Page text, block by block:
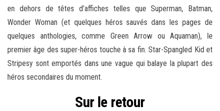
en dehors de têtes d’affiches telles que Superman, Batman,
Wonder Woman (et quelques héros sauvés dans les pages de
quelques anthologies, comme Green Arrow ou Aquaman), le
premier âge des super-héros touche à sa fin. Star-Spangled Kid et
Stripesy sont emportés dans une vague qui balaye la plupart des
héros secondaires du moment.
Sur le retour